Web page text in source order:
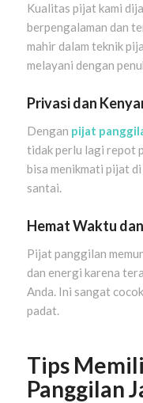
Kualitas pijat kami
berpengalaman dan
mahir dalam teknik
melayani dengan
Privasi dan
Dengan pijat
tidak perlu lagi repot
bisa menikmati pijat
santai.
Hemat Waktu
Pijat panggilan
dan energi karena
Anda. Ini sangat
padat.
Tips
Panggilan